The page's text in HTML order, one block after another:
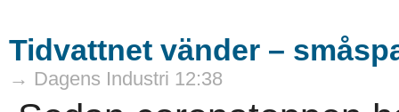
Tidvattnet vänder –
→ Dagens Industri 12:38